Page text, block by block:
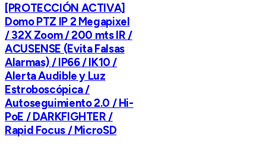
[PROTECCIÓN ACTIVA]
Domo PTZ IP 2 Megapixel
/ 32X Zoom / 200 mts IR /
ACUSENSE (Evita Falsas
Alarmas) / IP66 / IK10 /
Alerta Audible y Luz
Estroboscópica /
Autoseguimiento 2.0 / Hi-
PoE / DARKFIGHTER /
Rapid Focus / MicroSD